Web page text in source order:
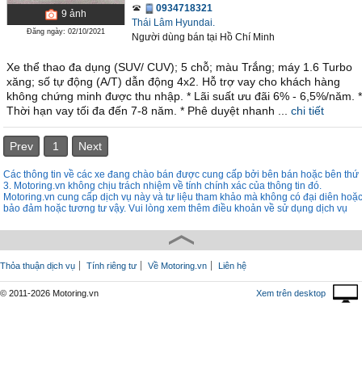
9 ảnh
Đăng ngày: 02/10/2021
0934718321
Thái Lâm Hyundai.
Người dùng bán tại Hồ Chí Minh
Xe thể thao đa dụng (SUV/ CUV); 5 chỗ; màu Trắng; máy 1.6 Turbo
xăng; số tự động (A/T) dẫn động 4x2. Hỗ trợ vay cho khách hàng
không chứng minh được thu nhập. * Lãi suất ưu đãi 6% - 6,5%/năm. *
Thời hạn vay tối đa đến 7-8 năm. * Phê duyệt nhanh ...
chi tiết
Prev 1 Next
Các thông tin về các xe đang chào bán được cung cấp bởi bên bán hoặc bên thứ
3. Motoring.vn không chịu trách nhiệm về tính chính xác của thông tin đó.
Motoring.vn cung cấp dịch vụ này và tư liệu tham khảo mà không có đại diên hoặc
bảo đảm hoặc tương tư vậy. Vui lòng xem thêm điều khoản về sử dụng dịch vụ
Thỏa thuận dịch vụ Tính riêng tư Về Motoring.vn Liên hệ
© 2011-2026 Motoring.vn Xem trên desktop